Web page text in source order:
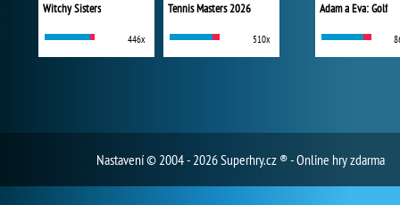
Witchy Sisters
446x
Tennis Masters 2026
510x
Adam a Eva: Golf
Nastavení© 2004 - 2026 Superhry.cz ® - Online hry zdarma